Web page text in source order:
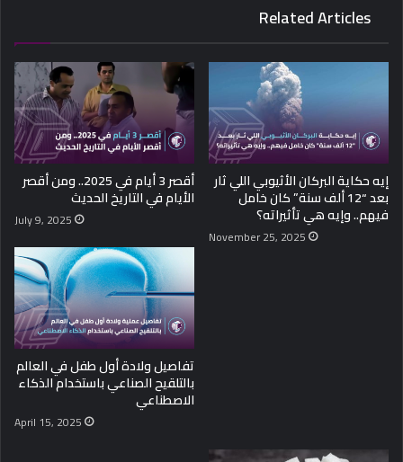
Related Articles
إيه حكاية البركان الأثيوبي اللي ثار
بعد “12 ألف سنة” كان خامل
فيهم.. وإيه هي تأثيراته؟
November 25, 2025
أقصر 3 أيام في 2025.. ومن أقصر
الأيام في التاريخ الحديث
July 9, 2025
تفاصيل ولادة أول طفل في العالم
بالتلقيح الصناعي باستخدام الذكاء
الاصطناعي
April 15, 2025